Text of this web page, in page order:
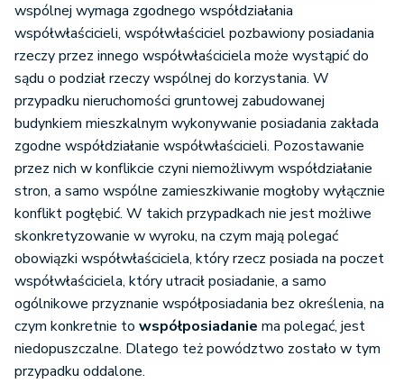
wspólnej wymaga zgodnego współdziałania
współwłaścicieli, współwłaściciel pozbawiony posiadania
rzeczy przez innego współwłaściciela może wystąpić do
sądu o podział rzeczy wspólnej do korzystania. W
przypadku nieruchomości gruntowej zabudowanej
budynkiem mieszkalnym wykonywanie posiadania zakłada
zgodne współdziałanie współwłaścicieli. Pozostawanie
przez nich w konflikcie czyni niemożliwym współdziałanie
stron, a samo wspólne zamieszkiwanie mogłoby wyłącznie
konflikt pogłębić. W takich przypadkach nie jest możliwe
skonkretyzowanie w wyroku, na czym mają polegać
obowiązki współwłaściciela, który rzecz posiada na poczet
współwłaściciela, który utracił posiadanie, a samo
ogólnikowe przyznanie współposiadania bez określenia, na
czym konkretnie to współposiadanie ma polegać, jest
niedopuszczalne. Dlatego też powództwo zostało w tym
przypadku oddalone.